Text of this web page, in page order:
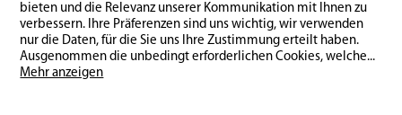
bieten und die Relevanz unserer Kommunikation mit Ihnen zu
verbessern. Ihre Präferenzen sind uns wichtig, wir verwenden
nur die Daten, für die Sie uns Ihre Zustimmung erteilt haben.
Ausgenommen die unbedingt erforderlichen Cookies, welche...
Mehr anzeigen